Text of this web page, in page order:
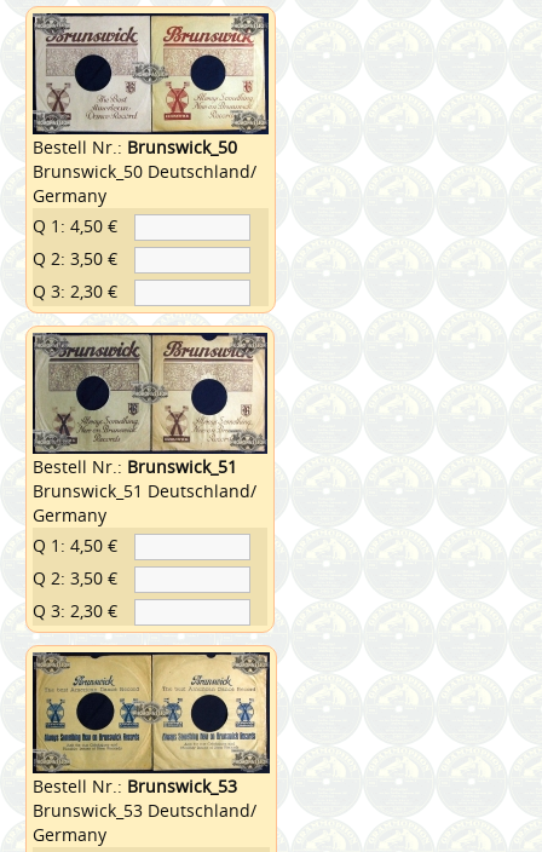
Bestell Nr.: Brunswick_50
Brunswick_50 Deutschland/
Germany
Q 1: 4,50 €
Q 2: 3,50 €
Q 3: 2,30 €
Bestell Nr.: Brunswick_51
Brunswick_51 Deutschland/
Germany
Q 1: 4,50 €
Q 2: 3,50 €
Q 3: 2,30 €
Bestell Nr.: Brunswick_53
Brunswick_53 Deutschland/
Germany